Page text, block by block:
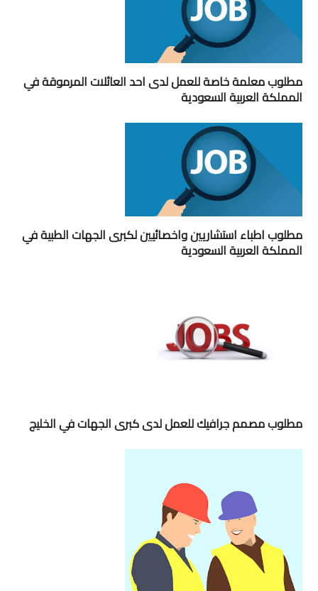
مطلوب معلمة خاصة للعمل لدى احد العائلات المرموقة في
المملكة العربية السعودية
مطلوب اطباء استشاريين واخصائيين لكبرى الجهات الطبية في
المملكة العربية السعودية
مطلوب مصمم جرافيك للعمل لدى كبرى الجهات في الخليج